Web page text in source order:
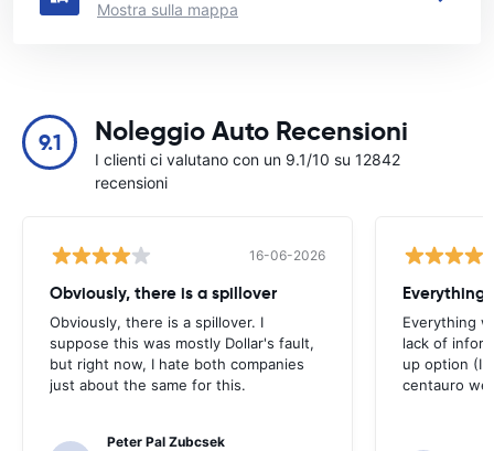
Mostra sulla mappa
9.1 Noleggio Auto Recensioni
I clienti ci valutano con un 9.1/10 su 12842
recensioni
16-06-2026
Obviously, there is a spillover
Obviously, there is a spillover. I
suppose this was mostly Dollar's fault,
but right now, I hate both companies
just about the same for this.
Peter Pal Zubcsek
Everything
Everything
lack of
up option (I
centauro